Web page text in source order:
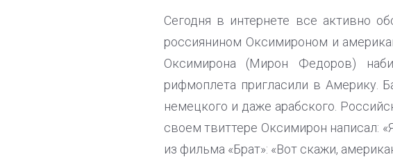
Сегодня в интернете все активно
россиянином Оксимироном и
Оксимирона (Мирон Федоров)
рифмоплета пригласили в Америку.
немецкого и даже арабского.
своем твиттере Оксимирон написал:
из фильма «Брат»: «Вот скажи,